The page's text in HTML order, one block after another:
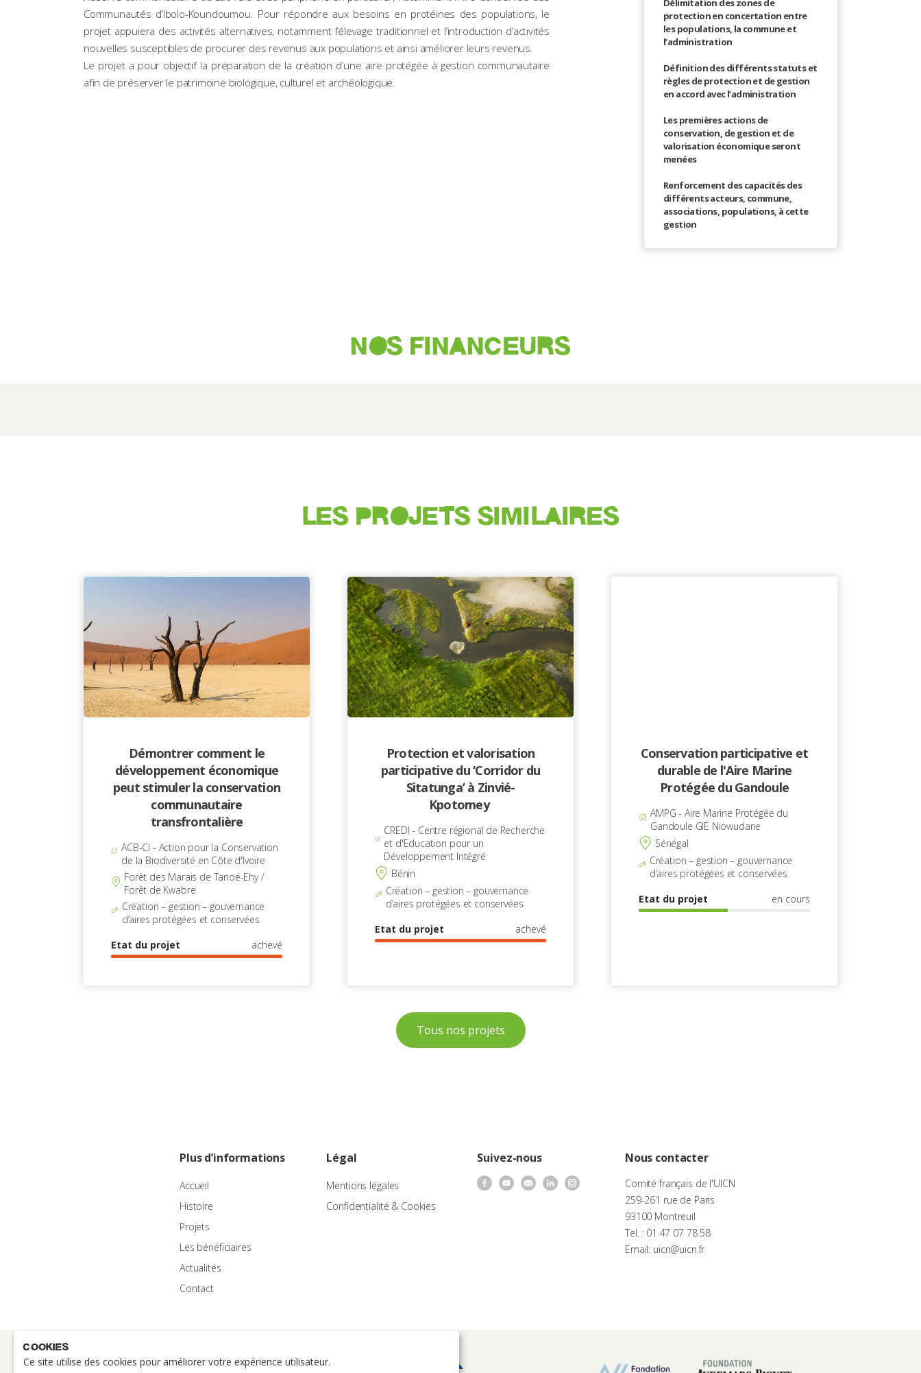
Cookies
Ce site utilise des cookies pour améliorer votre expérience utilisateur.
Communautés d’Ibolo-Koundoumou. Pour répondre aux besoins en protéines des populations, le
projet appuiera des activités alternatives, notamment l’élevage traditionnel et l’introduction d’activités
nouvelles susceptibles de procurer des revenus aux populations et ainsi améliorer leurs revenus.
Le projet a pour objectif la préparation de la création d’une aire protégée à gestion communautaire
afin de préserver le patrimoine biologique, culturel et archéologique.
Délimitation des zones de
protection en concertation entre
les populations, la commune et
l’administration
Définition des différents statuts et
règles de protection et de gestion
en accord avec l’administration
Les premières actions de
conservation, de gestion et de
valorisation économique seront
menées
Renforcement des capacités des
différents acteurs, commune,
associations, populations, à cette
gestion
NOS FINANCEURS
LES PROJETS SIMILAIRES
Démontrer comment le
développement économique
peut stimuler la conservation
communautaire
transfrontalière
ACB-CI - Action pour la Conservation
de la Biodiversité en Côte d'Ivoire
Forêt des Marais de Tanoé-Ehy /
Forêt de Kwabre
Création – gestion – gouvernance
d’aires protégées et conservées
Etat du projet
achevé
Protection et valorisation
participative du ‘Corridor du
Sitatunga’ à Zinvié-
Kpotomey
CREDI - Centre régional de Recherche
et d'Education pour un
Développement Intégré
Bénin
Création – gestion – gouvernance
d’aires protégées et conservées
Etat du projet
achevé
Conservation participative et
durable de l'Aire Marine
Protégée du Gandoule
AMPG - Aire Marine Protégée du
Gandoule GIE Niowudane
Sénégal
Création – gestion – gouvernance
d’aires protégées et conservées
Etat du projet
en cours
Tous nos projets
Plus d’informations
Accueil
Histoire
Projets
Les bénéficiaires
Actualités
Contact
Légal
Mentions légales
Confidentialité & Cookies
Suivez-nous Nous contacter
Comité français de l'UICN
259-261 rue de Paris
93100 Montreuil
Tel. : 01 47 07 78 58
Email: uicn@uicn.fr